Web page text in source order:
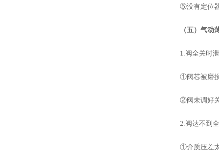
⑤没有定位器
（五）气动
1.阀全关时泄
①阀芯被磨损
②阀未调好关
2.阀达不到全
①介质压差太